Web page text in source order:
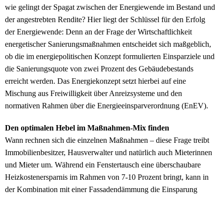
wie gelingt der Spagat zwischen der Energiewende im Bestand und
der angestrebten Rendite? Hier liegt der Schlüssel für den Erfolg
der Energiewende: Denn an der Frage der Wirtschaftlichkeit
energetischer Sanierungsmaßnahmen entscheidet sich maßgeblich,
ob die im energiepolitischen Konzept formulierten Einsparziele und
die Sanierungsquote von zwei Prozent des Gebäudebestands
erreicht werden. Das Energiekonzept setzt hierbei auf eine
Mischung aus Freiwilligkeit über Anreizsysteme und den
normativen Rahmen über die Energieeinsparverordnung (EnEV).
Den optimalen Hebel im Maßnahmen-Mix finden
Wann rechnen sich die einzelnen Maßnahmen – diese Frage treibt
Immobilienbesitzer, Hausverwalter und natürlich auch Mieterinnen
und Mieter um. Während ein Fenstertausch eine überschaubare
Heizkostenersparnis im Rahmen von 7-10 Prozent bringt, kann in
der Kombination mit einer Fassadendämmung die Einsparung